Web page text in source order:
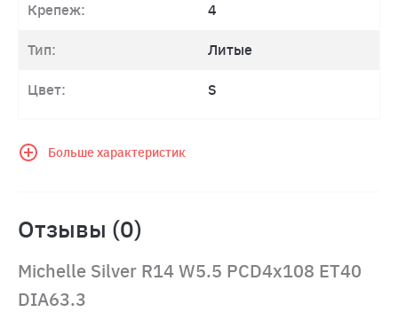
Крепеж: 4
Тип: Литые
Цвет: S
Больше характеристик
Отзывы (0)
Michelle Silver R14 W5.5 PCD4x108 ET40
DIA63.3